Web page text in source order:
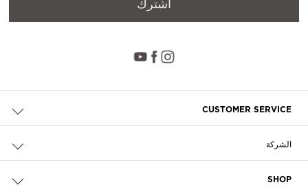
اشترك
CUSTOMER SERVICE
الدفع
الشركة
SHOP